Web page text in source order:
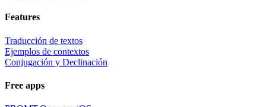
Features
Traducción de textos
Ejemplos de contextos
Conjugación y Declinación
Free apps